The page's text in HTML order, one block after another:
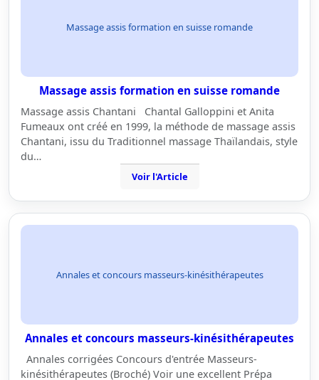
Massage assis formation en suisse romande
Massage assis formation en suisse romande
Massage assis Chantani Chantal Galloppini et Anita
Fumeaux ont créé en 1999, la méthode de massage assis
Chantani, issu du Traditionnel massage Thaïlandais, style
du…
Voir l'Article
Annales et concours masseurs-kinésithérapeutes
Annales et concours masseurs-kinésithérapeutes
Annales corrigées Concours d'entrée Masseurs-
kinésithérapeutes (Broché) Voir une excellent Prépa